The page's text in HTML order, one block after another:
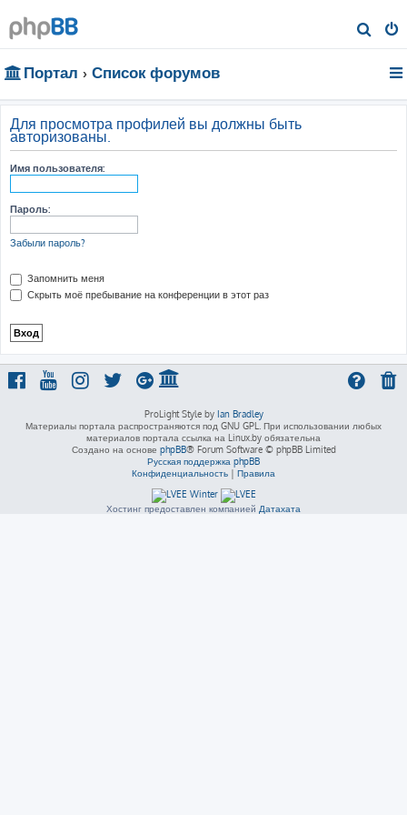
о
Портал Список форумов
Для просмотра профилей вы должны быть
авторизованы.
Имя пользователя:
Пароль:
Забыли пароль?
Запомнить меня
Скрыть моё пребывание на конференции в этот раз
ProLight Style by Ian Bradley
Материалы портала распространяются под GNU GPL. При использовании любых
материалов портала ссылка на Linux.by обязательна
Создано на основе phpBB® Forum Software © phpBB Limited
Русская поддержка phpBB
Конфиденциальность | Правила
Хостинг предоставлен компанией Датахата